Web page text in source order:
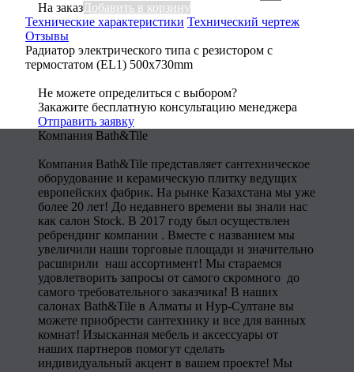
На заказДобавить в корзину
Технические характеристики Технический чертеж
Отзывы
Радиатор электрического типа с резистором с
термостатом (EL1) 500x730mm
Не можете определиться с выбором?
Закажите бесплатную консультацию менеджера
Отправить заявку
Компания Bath&Tile
Компания Bath&Tile представляет сантехническое
оборудование и керамическую плитку ведущих
европейских фабрик. На рынке Казахстана мы уже
более 20 лет! До недавнего времени вы знали нас
как салон Stock. В 2017 году был осуществлен
ребрендинг компании . Вместе с названием мы
увеличили наши торговые площади и значительно
расширили наш ассортимент! Мы стараемся
удовлетворить запросы от самого скромного до
самого требовательного заказчика! В наших
салонах Bath&Tile в Алматы и Нур-Султане вы
можете приобрести сантехнику и все для ванных
комнат! Изысканная мебель и аксессуары от
наших партнеров помогут сделать
индивидуальный акцент в вашем проекте! Мы